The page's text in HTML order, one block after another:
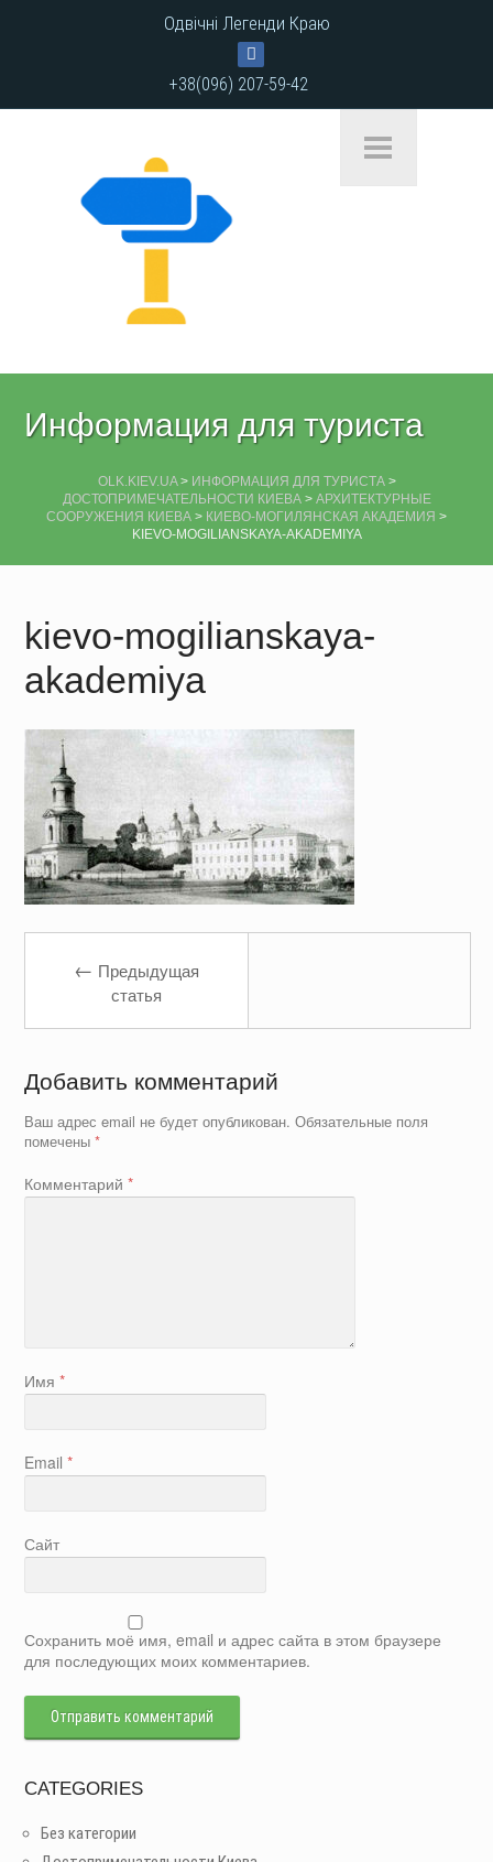
Одвічні Легенди Краю
+38(096) 207-59-42
Информация для туриста
OLK.KIEV.UA> ИНФОРМАЦИЯ ДЛЯ ТУРИСТА>
ДОСТОПРИМЕЧАТЕЛЬНОСТИ КИЕВА> АРХИТЕКТУРНЫЕ
СООРУЖЕНИЯ КИЕВА > КИЕВО-МОГИЛЯНСКАЯ АКАДЕМИЯ >
KIEVO-MOGILIANSKAYA-AKADEMIYA
kievo-mogilianskaya-
akademiya
← Предыдущая
статья
Добавить комментарий
Ваш адрес email не будет опубликован. Обязательные поля
помечены*
Комментарий*
Имя*
Email*
Сайт
Сохранить моё имя, email и адрес сайта в этом браузере
для последующих моих комментариев.
CATEGORIES
Без категории